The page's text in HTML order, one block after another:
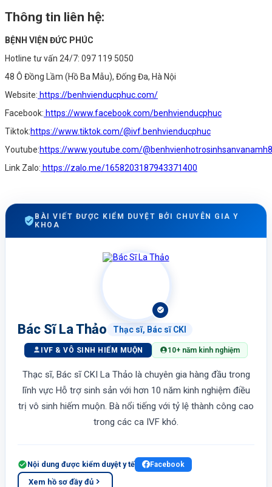
Thông tin liên hệ:
BỆNH VIỆN ĐỨC PHÚC
Hotline tư vấn 24/7: 097 119 5050
48 Ô Đồng Lầm (Hồ Ba Mẫu), Đống Đa, Hà Nội
Website: https://benhvienducphuc.com/
Facebook: https://www.facebook.com/benhvienducphuc
Tiktok:https://www.tiktok.com/@ivf.benhvienducphuc
Youtube:https://www.youtube.com/
Link Zalo: https://zalo.me/1658203187943371400
BÀI VIẾT ĐƯỢC KIỂM DUYỆT BỞI CHUYÊN GIA Y
KHOA
Bác Sĩ La Thảo Thạc sĩ, Bác sĩ CKI
IVF & VÔ SINH HIẾM MUỘN 10+ năm kinh nghiệm
Thạc sĩ, Bác sĩ CKI La Thảo là chuyên gia hàng đầu trong
lĩnh vực Hỗ trợ sinh sản với hơn 10 năm kinh nghiệm điều
trị vô sinh hiếm muộn. Bà nổi tiếng với tỷ lệ thành công cao
trong các ca IVF khó.
Nội dung được kiểm duyệt y tế Facebook
Xem hồ sơ đầy đủ